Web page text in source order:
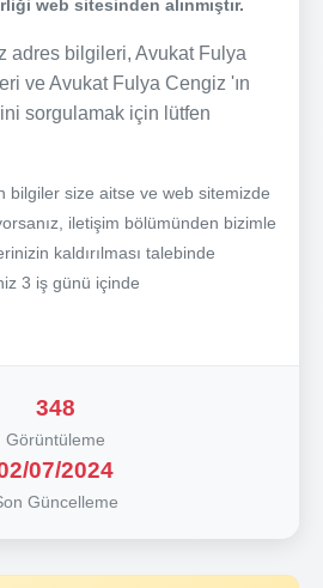
web sitesinden alınmıştır.
adres bilgileri, Avukat Fulya
ve Avukat Fulya Cengiz 'ın
sorgulamak için lütfen
bilgiler size aitse ve web sitemizde
iletişim bölümünden bizimle
kaldırılması talebinde
3 iş günü içinde
348
Görüntüleme
07/2024
Güncelleme